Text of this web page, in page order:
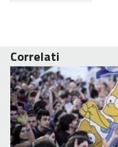
Correlati